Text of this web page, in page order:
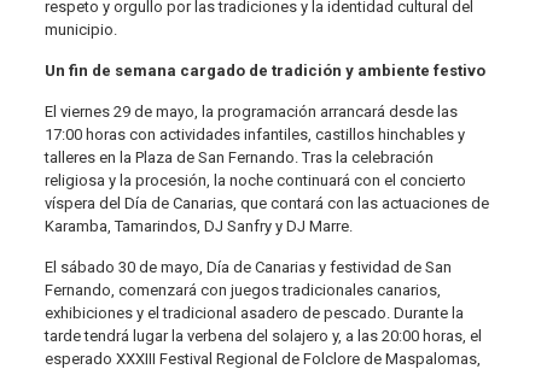
respeto y orgullo por las tradiciones y la identidad cultural del
municipio.
Un fin de semana cargado de tradición y ambiente festivo
El viernes 29 de mayo, la programación arrancará desde las
17:00 horas con actividades infantiles, castillos hinchables y
talleres en la Plaza de San Fernando. Tras la celebración
religiosa y la procesión, la noche continuará con el concierto
víspera del Día de Canarias, que contará con las actuaciones de
Karamba, Tamarindos, DJ Sanfry y DJ Marre.
El sábado 30 de mayo, Día de Canarias y festividad de San
Fernando, comenzará con juegos tradicionales canarios,
exhibiciones y el tradicional asadero de pescado. Durante la
tarde tendrá lugar la verbena del solajero y, a las 20:00 horas, el
esperado XXXIII Festival Regional de Folclore de Maspalomas,